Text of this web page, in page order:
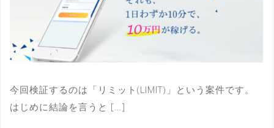
今回検証するのは「リミット(LIMIT)」という案件です。
はじめに結論を言うと […]